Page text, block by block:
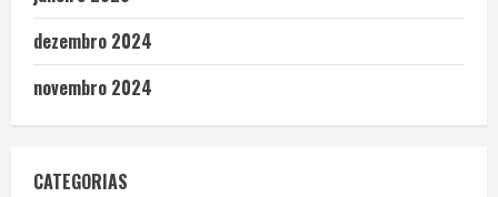
dezembro 2024
novembro 2024
CATEGORIAS